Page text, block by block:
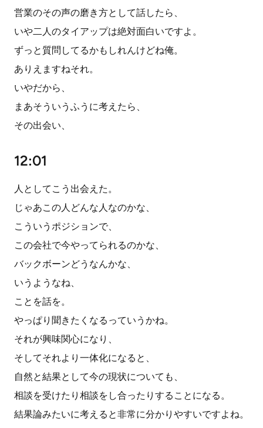
営業のその声の磨き方として話したら、
いや二人のタイアップは絶対面白いですよ。
ずっと質問してるかもしれんけどね俺。
ありえますねそれ。
いやだから、
まあそういうふうに考えたら、
その出会い、
12:01
人としてこう出会えた。
じゃあこの人どんな人なのかな、
こういうポジションで、
この会社で今やってられるのかな、
バックボーンどうなんかな、
いうようなね、
ことを話を。
やっぱり聞きたくなるっていうかね。
それが興味関心になり、
そしてそれより一体化になると、
自然と結果として今の現状についても、
相談を受けたり相談をし合ったりすることになる。
結果論みたいに考えると非常に分かりやすいですよね。